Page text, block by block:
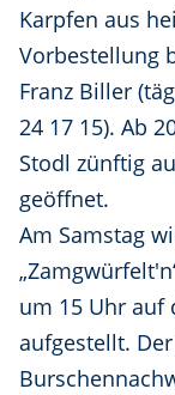
Karpfen aus
Vorbestellung
Franz Biller
24 17 15). Ab
Stodl zünftig
geöffnet.
Am Samstag
um 15 Uhr auf
aufgestellt.